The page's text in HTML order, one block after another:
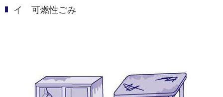
イ 可燃性ごみ